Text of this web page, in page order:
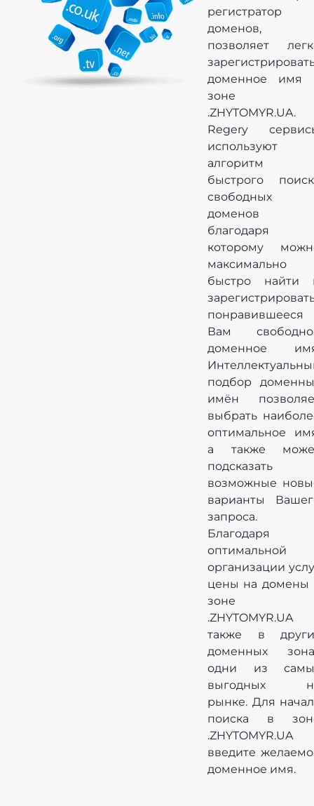
регистратор
доменов,
позволяет
доменное имя
зоне
.ZHYTOMYR.UA.
Regery
используют
алгоритм
быстрого
свободных
доменов
благодаря
которому
максимально
быстро найти
понравившееся
Вам
доменное
подбор
имён
выбрать
оптимальное
а также
подсказать
возможные
варианты
запроса.
Благодаря
оптимальной
организации
цены на домены
зоне
.ZHYTOMYR.UA
также в
доменных
одни из
выгодных
рынке. Для
поиска в
.ZHYTOMYR.UA
введите
доменное имя.